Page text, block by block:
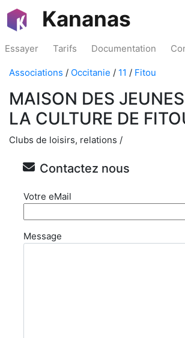
Kananas
Essayer Tarifs Documentation
Associations / Occitanie / 11 / Fitou
MAISON DES
LA CULTURE DE
Clubs de loisirs, relations /
Contactez nous
Votre eMail
Message